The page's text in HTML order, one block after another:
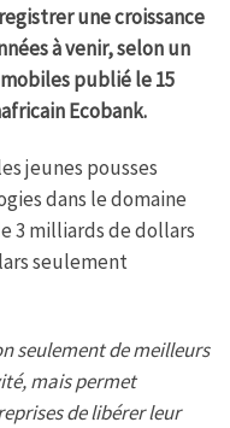
une croissance
à venir, selon un
publié le 15
Ecobank.
jeunes pousses
dans le domaine
3 milliards de dollars
seulement
seulement de meilleurs
mais permet
de libérer leur